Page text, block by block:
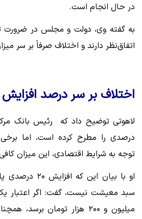
در حال انجام است.
به گفته وی، دولت و مجلس در
اتفاق‌نظر دارند و اختلاف صرفاً بر سر
اختلاف بر سر درصد افزایش
درصدی را مطرح کرده است، اما برخی
توجه به شرایط اقتصادی، این میزان
او با بیان این
سبد معیشت نیست، گفت: اگر اعتبار
میلیون و ۲۰۰ هزار تومان